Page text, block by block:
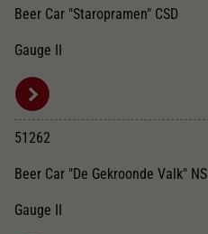
Beer Car "Staropramen" CSD
Gauge II
51262
Beer Car "De Gekroonde Valk" NS
Gauge II